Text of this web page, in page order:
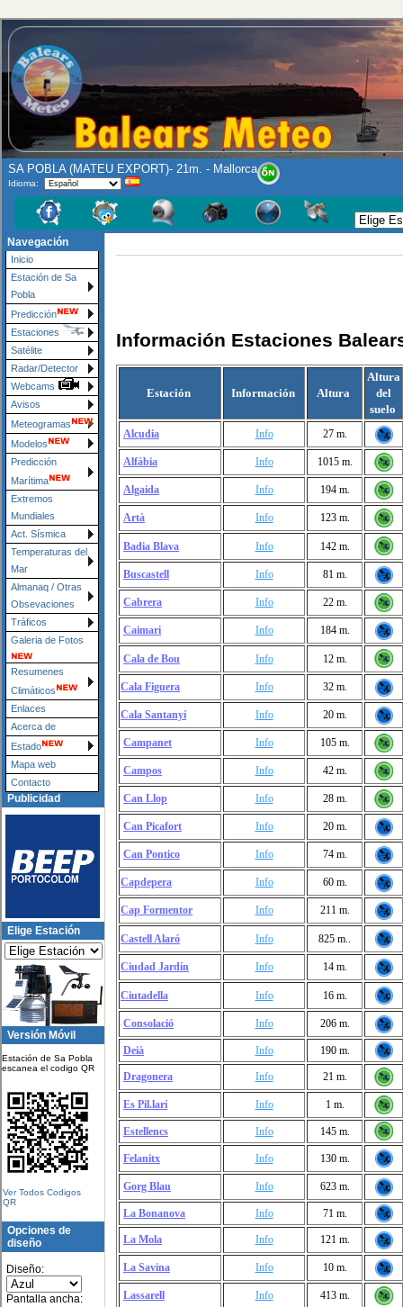
SA POBLA (MATEU EXPORT)- 21m. - Mallorca
Idioma:
Navegación
Inicio
Estación de Sa
Pobla
Predicción
Estaciones
Satélite
Radar/Detector
Webcams
Avisos
Meteogramas
Modelos
Predicción
Marítima
Extremos
Mundiales
Act. Sísmica
Temperaturas del
Mar
Almanaq / Otras
Obsevaciones
Tráficos
Galeria de Fotos
Resumenes
Climáticos
Enlaces
Acerca de
Estado
Mapa web
Contacto
Publicidad
Elige Estación
Versión Móvil
Estación de Sa Pobla
escanea el codigo QR
Ver Todos Codigos
QR
Opciones de
diseño
Diseño:
Pantalla ancha:
Información Estaciones
Estación Información Altura
Altura
del
suelo
Alcudia Info 27 m.
Alfàbia Info 1015 m.
Algaida Info 194 m.
Artà Info 123 m.
Badia Blava Info 142 m.
Buscastell Info 81 m.
Cabrera Info 22 m.
Caimari Info 184 m.
Cala de Bou Info 12 m.
Cala Figuera Info 32 m.
Cala Santanyí Info 20 m.
Campanet Info 105 m.
Campos Info 42 m.
Can Llop Info 28 m.
Can Picafort Info 20 m.
Can Pontico Info 74 m.
Capdepera Info 60 m.
Cap Formentor Info 211 m.
Castell Alaró Info 825 m..
Ciudad Jardín Info 14 m.
Ciutadella Info 16 m.
Consolació Info 206 m.
Deià Info 190 m.
Dragonera Info 21 m.
Es Pil.larí Info 1 m.
Estellencs Info 145 m.
Felanitx Info 130 m.
Gorg Blau Info 623 m.
La Bonanova Info 71 m.
La Mola Info 121 m.
La Savina Info 10 m.
Lassarell Info 413 m.